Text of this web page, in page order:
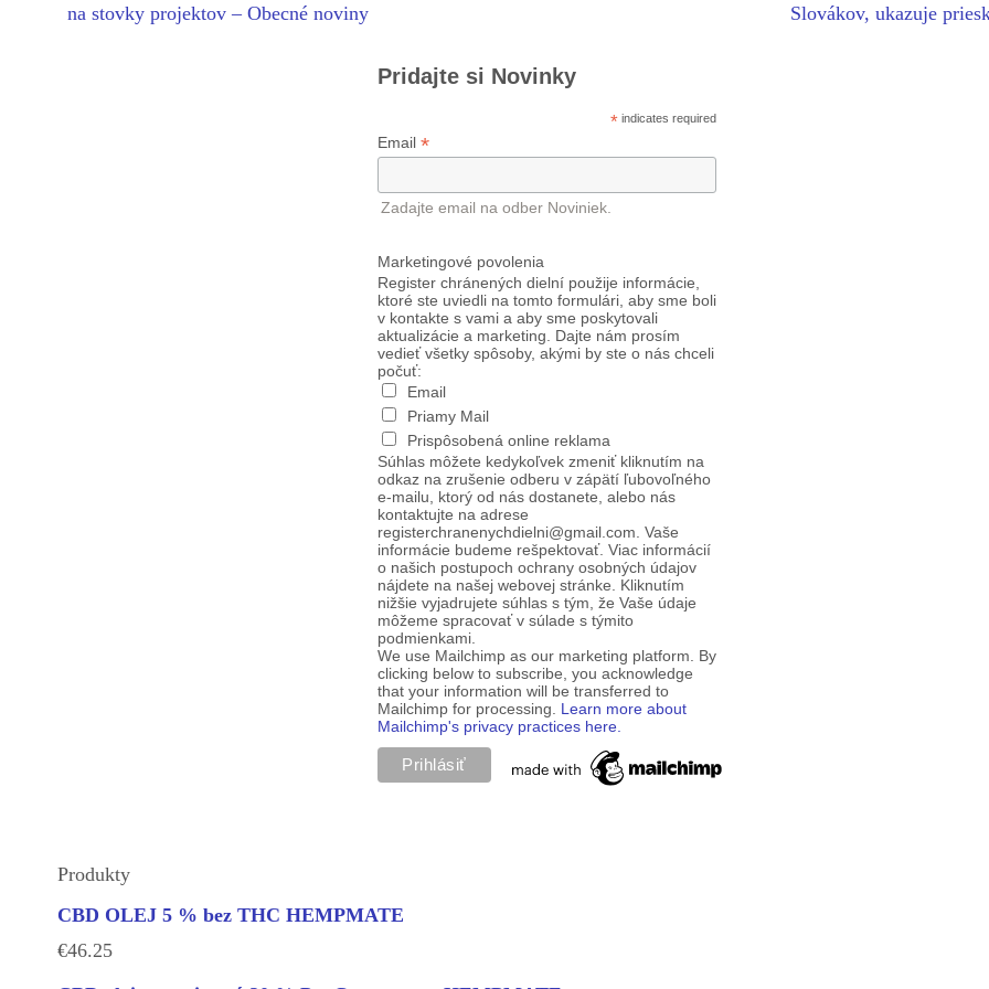
na stovky projektov – Obecné noviny Slovákov, ukazuje
Pridajte si Novinky
* indicates required
Email *
Zadajte email na odber Noviniek.
Marketingové povolenia
Register chránených dielní použije informácie,
ktoré ste uviedli na tomto formulári, aby sme boli
v kontakte s vami a aby sme poskytovali
aktualizácie a marketing. Dajte nám prosím
vedieť všetky spôsoby, akými by ste o nás chceli
počuť:
Email
Priamy Mail
Prispôsobená online reklama
Súhlas môžete kedykoľvek zmeniť kliknutím na
odkaz na zrušenie odberu v zápätí ľubovoľného
e-mailu, ktorý od nás dostanete, alebo nás
kontaktujte na adrese
registerchranenychdielni@gmail.com. Vaše
informácie budeme rešpektovať. Viac informácií
o našich postupoch ochrany osobných údajov
nájdete na našej webovej stránke. Kliknutím
nižšie vyjadrujete súhlas s tým, že Vaše údaje
môžeme spracovať v súlade s týmito
podmienkami.
We use Mailchimp as our marketing platform. By
clicking below to subscribe, you acknowledge
that your information will be transferred to
Mailchimp for processing. Learn more about
Mailchimp's privacy practices here.
Produkty
CBD OLEJ 5 % bez THC HEMPMATE
€46.25